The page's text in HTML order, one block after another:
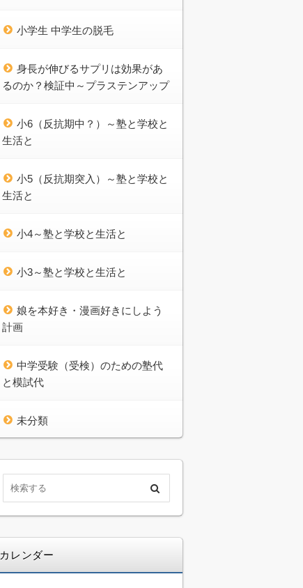
小学生 中学生の脱毛
身長が伸びるサプリは効果があ
るのか？検証中～プラステンアップ
小6（反抗期中？）～塾と学校と
生活と
小5（反抗期突入）～塾と学校と
生活と
小4～塾と学校と生活と
小3～塾と学校と生活と
娘を本好き・漫画好きにしよう
計画
中学受験（受検）のための塾代
と模試代
未分類
カレンダー